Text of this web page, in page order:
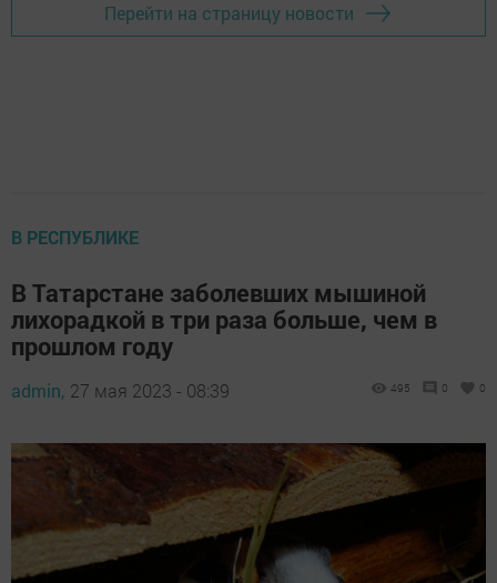
Перейти на страницу новости
В РЕСПУБЛИКЕ
В Татарстане заболевших мышиной
лихорадкой в три раза больше, чем в
прошлом году
admin, 27 мая 2023 - 08:39 495 0 0